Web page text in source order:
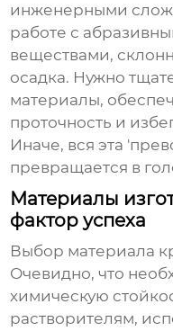
инженерными
работе с
веществами,
осадка. Нужно
материалы,
проточность и
Иначе, вся эта
превращается в
Материалы
фактор успеха
Выбор материала
Очевидно, что
химическую
растворителям,